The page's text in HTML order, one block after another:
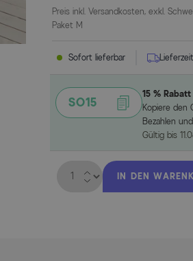
Preis inkl. Versandkosten, exkl.
Paket M
Sofort lieferbar
SO15
15 % Rabatt
Kopiere den
Bezahlen
Gültig bis
IN DEN